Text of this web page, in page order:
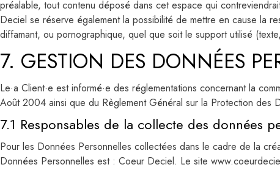
préalable, tout contenu déposé dans cet espace qui
Deciel se réserve également la possibilité de mettre en cause la
diffamant, ou pornographique, quel que soit le support utilisé
7. GESTION DES DONNÉES
Le·a Client·e est informé·e des réglementations concernant la
Août 2004 ainsi que du Règlement Général sur la Protection des
7.1 Responsables de la collecte des données
Pour les Données Personnelles collectées dans le cadre de la
Données Personnelles est : Coeur Deciel. Le site